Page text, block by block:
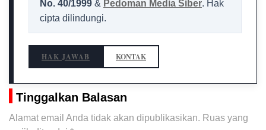
No. 40/1999 & Pedoman Media Siber. Hak
cipta dilindungi.
HAK JAWAB KONTAK
Tinggalkan Balasan
Alamat email Anda tidak akan dipublikasikan. Ruas yang